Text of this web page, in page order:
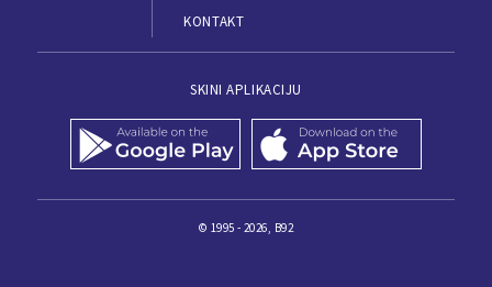
KONTAKT
SKINI APLIKACIJU
© 1995 - 2026, B92